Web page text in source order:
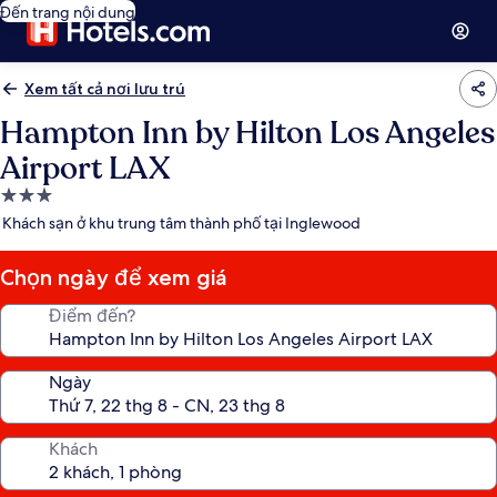
Đến trang nội dung
Xem tất cả nơi lưu trú
Hampton Inn by Hilton Los Angeles
Airport LAX
Nơi
lưu
3.0
sao
Khách sạn ở khu trung tâm thành phố tại Inglewood
Chọn ngày để xem giá
Điểm đến?
Ngày
Khách